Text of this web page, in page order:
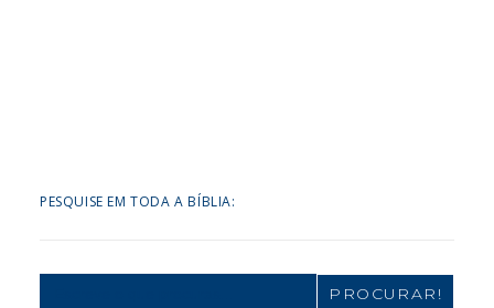
PESQUISE EM TODA A BÍBLIA:
Search